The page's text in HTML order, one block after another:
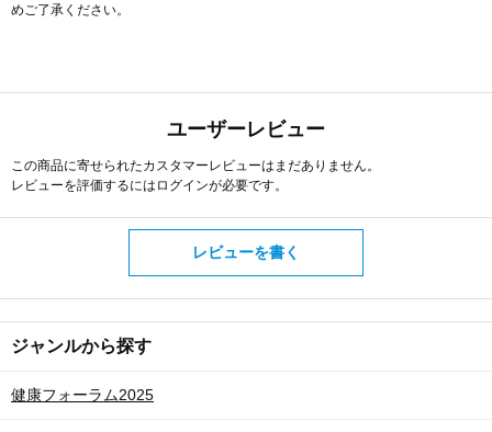
めご了承ください。
ユーザーレビュー
この商品に寄せられたカスタマーレビューはまだありません。
レビューを評価するには ログインが必要です。
レビューを書く
ジャンルから探す
健康フォーラム2025